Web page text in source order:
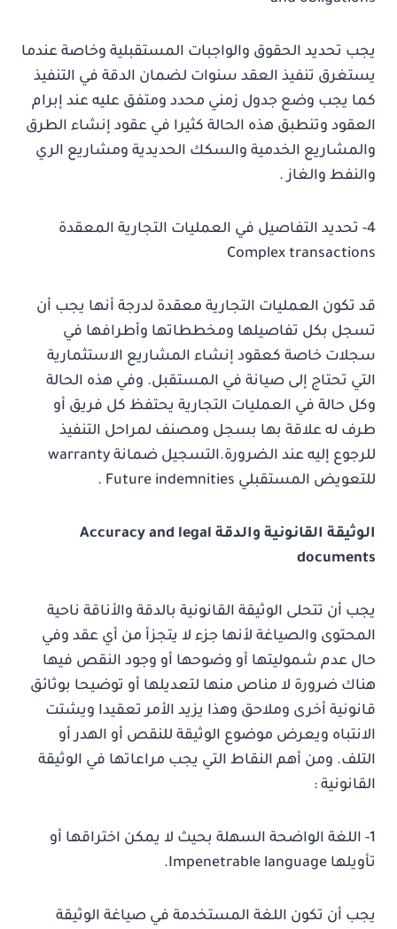
يجب تحديد الحقوق والواجبات المستقبلية وخاصة عندما
يستغرق تنفيذ العقد سنوات لضمان الدقة في التنفيذ
كما يجب وضع جدول زمني محدد ومتفق عليه عند إبرام
العقود وتنطبق هذه الحالة كثيرا في عقود إنشاء الطرق
والمشاريع الخدمية والسكك الحديدية ومشاريع الري
والنفط والغاز .
4- تحديد التفاصيل في العمليات التجارية المعقدة
Complex transactions
قد تكون العمليات التجارية معقدة لدرجة أنها يجب أن
تسجل بكل تفاصيلها ومخططاتها وأطرافها في
سجلات خاصة كعقود إنشاء المشاريع الاستثمارية
التي تحتاج إلى صيانة في المستقبل. وفي هذه الحالة
وكل حالة في العمليات التجارية يحتفظ كل فريق أو
طرف له علاقة بها بسجل ومصنف لمراحل التنفيذ
للرجوع إليه عند الضرورة.التسجيل ضمانة warranty
للتعويض المستقبلي Future indemnities .
الوثيقة القانونية والدقة Accuracy and legal
documents
يجب أن تتحلى الوثيقة القانونية بالدقة والأناقة ناحية
المحتوى والصياغة لأنها جزء لا يتجزأ من أي عقد وفي
حال عدم شموليتها أو وضوحها أو وجود النقص فيها
هناك ضرورة لا مناص منها لتعديلها أو توضيحا بوثائق
قانونية أخرى وملاحق وهذا يزيد الأمر تعقيدا ويشتت
الانتباه ويعرض موضوع الوثيقة للنقص أو الهدر أو
التلف. ومن أهم النقاط التي يجب مراعاتها في الوثيقة
القانونية :
1- اللغة الواضحة السهلة بحيث لا يمكن اختراقها أو
تأويلها Impenetrable language.
يجب أن تكون اللغة المستخدمة في صياغة الوثيقة